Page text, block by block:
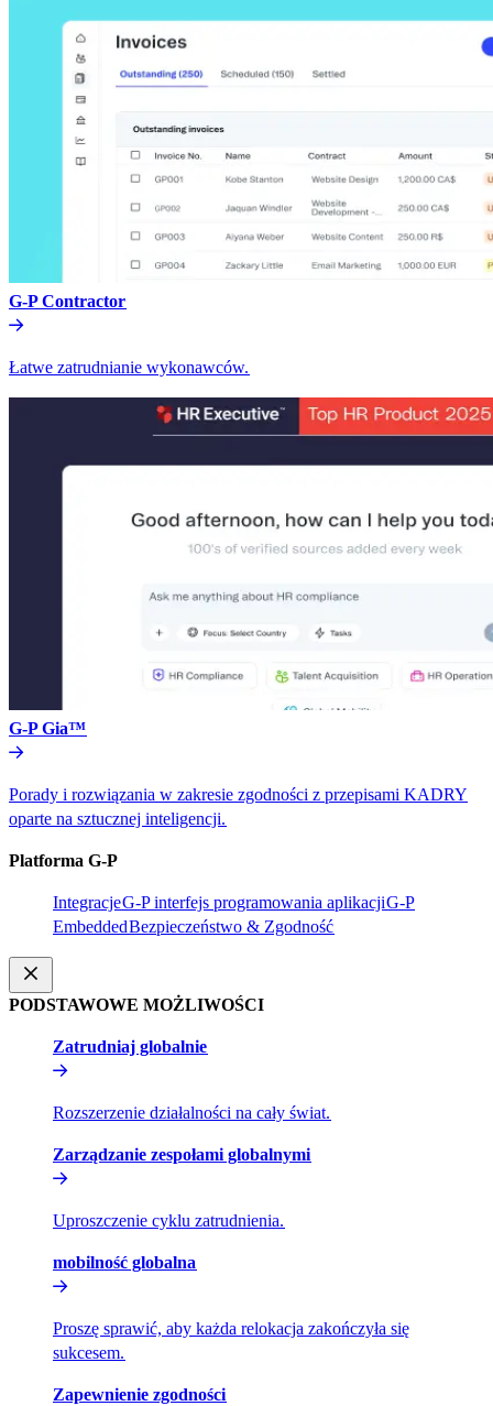
G-P Contractor​​
Łatwe zatrudnianie wykonawców.​​
G-P Gia™​​
Porady i rozwiązania w zakresie zgodności z przepisami KADRY
oparte na sztucznej inteligencji.​​
Platforma G-P​​
Integracje​​G-P interfejs programowania aplikacji​​G-P
Embedded​​Bezpieczeństwo & Zgodność​​
PODSTAWOWE MOŻLIWOŚCI​​
Zatrudniaj globalnie​​
Rozszerzenie działalności na cały świat.​​
Zarządzanie zespołami globalnymi​​
Uproszczenie cyklu zatrudnienia.​​
mobilność globalna​​
Proszę sprawić, aby każda relokacja zakończyła się
sukcesem.​​
Zapewnienie zgodności​​